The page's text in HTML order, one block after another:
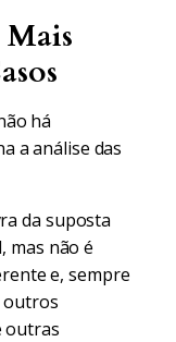
Mais
há
a análise das
da suposta
mas não é
e, sempre
outros
outras